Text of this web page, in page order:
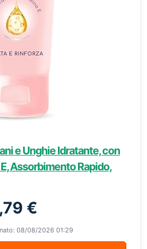
e Unghie Idratante, con
Assorbimento Rapido,
€
08/08/2026 01:29